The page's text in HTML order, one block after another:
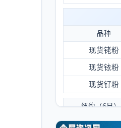
品种
现货铑粉
现货铱粉
现货钌粉
纽约（6日）
黄金